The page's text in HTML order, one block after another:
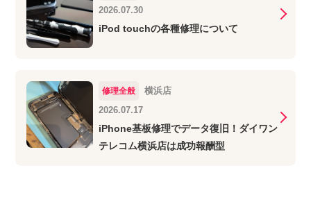
2026.07.30
iPod touchの各種修理について
修理全般
横浜店
2026.07.17
iPhone基板修理でデータ復旧！ダイワン
テレコム横浜店は成功報酬型